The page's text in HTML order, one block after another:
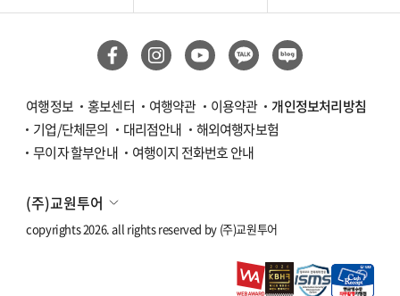
여행정보 홍보센터 여행약관 이용약관
개인정보처리방침
기업/단체문의
대리점안내
해외여행자보험
무이자 할부안내
여행이지 전화번호 안내
(주)교원투어
copyrights 2026. all rights reserved by (주)교원투어